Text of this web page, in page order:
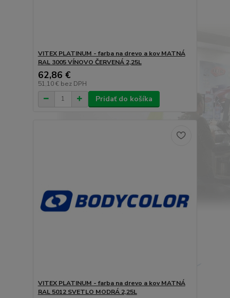
VITEX PLATINUM - farba na drevo a kov MATNÁ
RAL 3005 VÍNOVO ČERVENÁ 2,25L
62,86 €
51,10 € bez DPH
Pridať do košíka
VITEX PLATINUM - farba na drevo a kov MATNÁ
RAL 5012 SVETLO MODRÁ 2,25L